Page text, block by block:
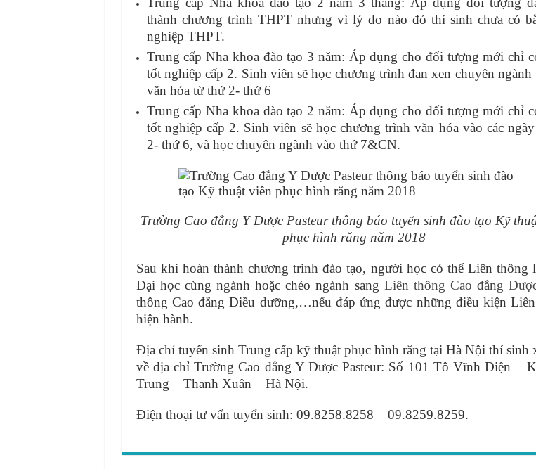
thành chương trình THPT nhưng vì lý do nào đó thí sinh chưa có
nghiệp THPT.
Trung cấp Nha khoa đào tạo 3 năm: Áp dụng cho đối tượng mới chỉ
tốt nghiệp cấp 2. Sinh viên sẽ học chương trình đan xen chuyên ngành
văn hóa từ thứ 2- thứ 6
Trung cấp Nha khoa đào tạo 2 năm: Áp dụng cho đối tượng mới chỉ
tốt nghiệp cấp 2. Sinh viên sẽ học chương trình văn hóa vào các
2- thứ 6, và học chuyên ngành vào thứ 7&CN.
Trường Cao đẳng Y Dược Pasteur thông báo tuyển sinh đào tạo Kỹ
phục hình răng năm 2018
Sau khi hoàn thành chương trình đào tạo, người học có thể Liên thông
Đại học cùng ngành hoặc chéo ngành sang Liên thông Cao đẳng
thông Cao đẳng Điều dưỡng,…nếu đáp ứng được những điều kiện
hiện hành.
Địa chỉ tuyển sinh Trung cấp kỹ thuật phục hình răng tại Hà Nội thí sinh
về địa chỉ Trường Cao đẳng Y Dược Pasteur: Số 101 Tô Vĩnh Diện –
Trung – Thanh Xuân – Hà Nội.
Điện thoại tư vấn tuyển sinh: 09.8258.8258 – 09.8259.8259.